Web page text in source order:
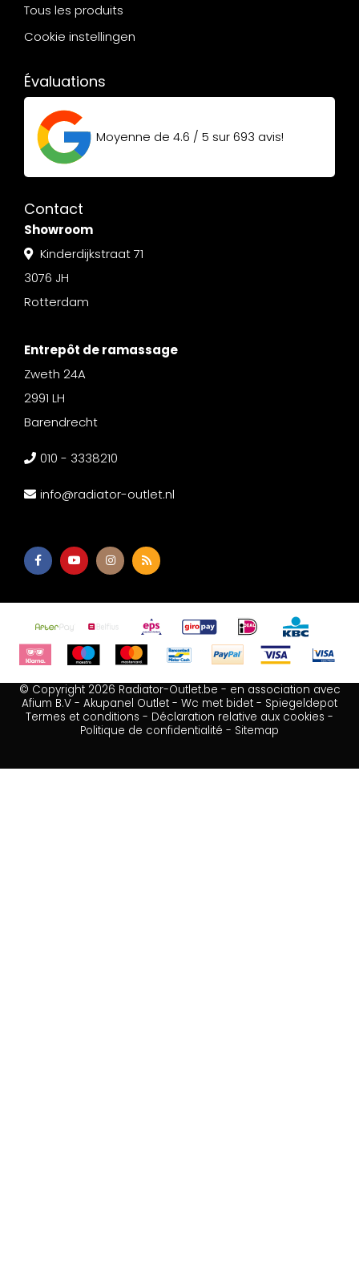
Tous les produits
Cookie instellingen
Évaluations
Moyenne de 4.6 / 5 sur693 avis!
Contact
Showroom
Kinderdijkstraat 71
3076 JH
Rotterdam
Entrepôt de ramassage
Zweth 24A
2991 LH
Barendrecht
010 - 3338210
info@radiator-outlet.nl
© Copyright 2026 Radiator-Outlet.be - en association avec
Afium B.V - Akupanel Outlet - Wc met bidet - Spiegeldepot
Termes et conditions - Déclaration relative aux cookies -
Politique de confidentialité - Sitemap